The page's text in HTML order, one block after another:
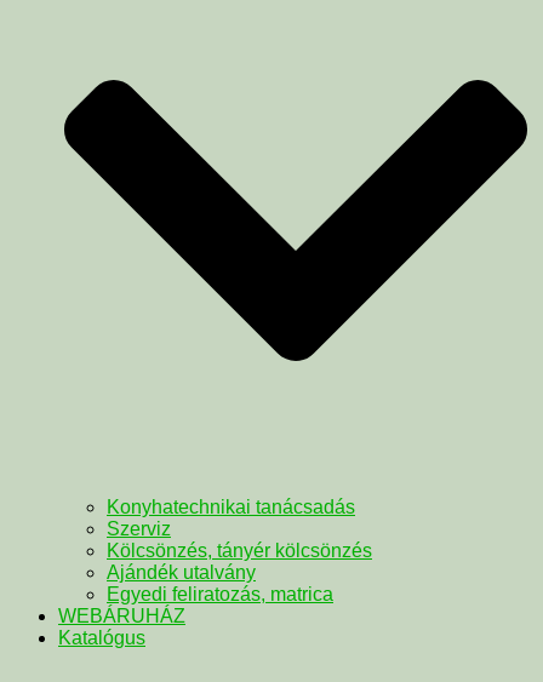
Konyhatechnikai tanácsadás
Szerviz
Kölcsönzés, tányér kölcsönzés
Ajándék utalvány
Egyedi feliratozás, matrica
WEBÁRUHÁZ
Katalógus